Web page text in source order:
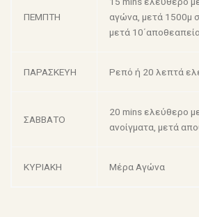
ΠΕΜΠΤΗ
αγώνα, μετά 1500μ
μετά 10΄αποθεαπεία
ΠΑΡΑΣΚΕΥΗ Ρεπό ή 20 λεπτά
ΣΑΒΒΑΤΟ
20 mins ελεύθερο
ανοίγματα, μετά
ΚΥΡΙΑΚΗ Μέρα Αγώνα